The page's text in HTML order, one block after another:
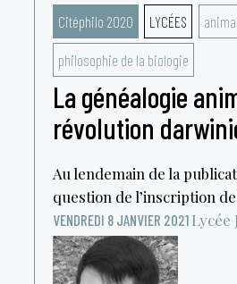
Citéphilo 2020 LYCÉES animal
philosophie de la biologie
La généalogie
révolution
Au lendemain de la
question de l’inscription de
VENDREDI 8 JANVIER 2021 Lycée